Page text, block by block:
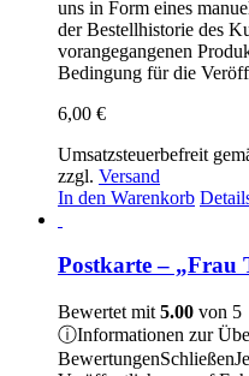
uns in Form eines
der Bestellhistorie des
vorangegangenen
Bedingung für die
6,00 €
Umsatzsteuerbefreit
zzgl. Versand
In den Warenkorb
Postkarte – „Frau
Bewertet mit 5.00 von 5
ⓘInformationen zur
BewertungenSchließen